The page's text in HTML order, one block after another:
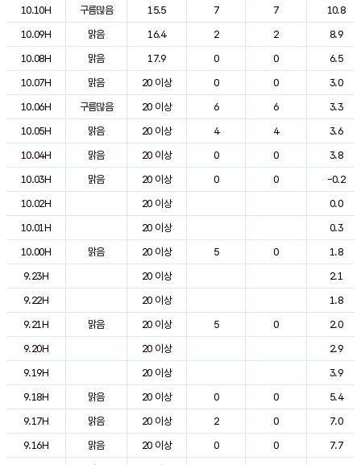
10.10H
구름많음 15.5 7 7
10.8
10.09H
맑음 16.4 2 2
8.9
10.08H
맑음 17.9 0 0
6.5
10.07H
맑음 20 이상 0 0
3.0
10.06H
구름많음 20 이상 6 6
3.3
10.05H
맑음 20 이상 4 4
3.6
10.04H
맑음 20 이상 0 0
3.8
10.03H
맑음 20 이상 0 0
-0.2
10.02H
20 이상
0.0
10.01H
20 이상
0.3
10.00H
맑음 20 이상 5 0
1.8
9.23H
20 이상
2.1
9.22H
20 이상
1.8
9.21H
맑음 20 이상 5 0
2.0
9.20H
20 이상
2.9
9.19H
20 이상
3.9
9.18H
맑음 20 이상 0 0
5.4
9.17H
맑음 20 이상 2 0
7.0
9.16H
맑음 20 이상 0 0
7.7